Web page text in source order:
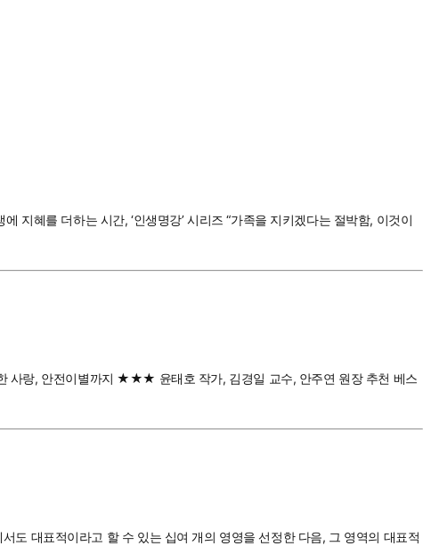
지혜를 더하는 시간, ‘인생명강’ 시리즈 “가족을 지키겠다는 절박함, 이것이
사랑, 안전이별까지 ★★★ 윤태호 작가, 김경일 교수, 안주연 원장 추천 베스
도 대표적이라고 할 수 있는 십여 개의 영영을 선정한 다음, 그 영역의 대표적